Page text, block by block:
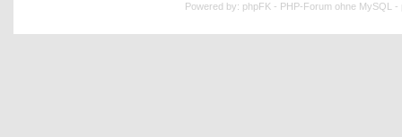
Powered by: phpFK - PHP-Forum ohne MySQL -